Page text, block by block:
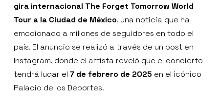
gira internacional The Forget Tomorrow World
Tour a la Ciudad de México, una noticia que ha
emocionado a millones de seguidores en todo el
país. El anuncio se realizó a través de un post en
Instagram, donde el artista reveló que el concierto
tendrá lugar el 7 de febrero de 2025 en el icónico
Palacio de los Deportes.